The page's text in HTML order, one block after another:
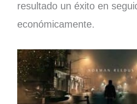
resultado un éxito en
económicamente.